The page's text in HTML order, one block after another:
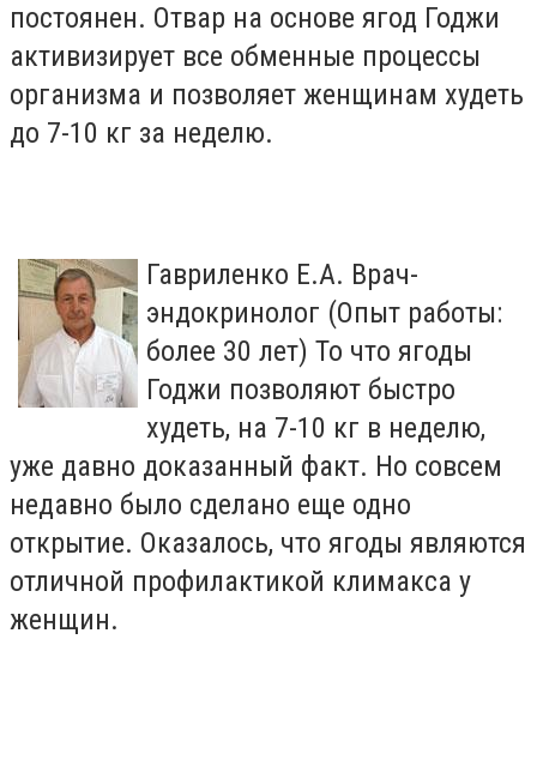
постоянен. Отвар на основе ягод Годжи
активизирует все обменные процессы
организма и позволяет женщинам худеть
до 7-10 кг за неделю.
Гавриленко Е.А. Врач-
эндокринолог (Опыт работы:
более 30 лет) То что ягоды
Годжи позволяют быстро
худеть, на 7-10 кг в неделю,
уже давно доказанный факт. Но совсем
недавно было сделано еще одно
открытие. Оказалось, что ягоды являются
отличной профилактикой климакса у
женщин.